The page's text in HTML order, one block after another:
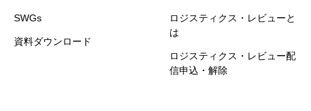
SWGs
資料ダウンロード
ロジスティクス・レビューと
は
ロジスティクス・レビュー配
信申込・解除